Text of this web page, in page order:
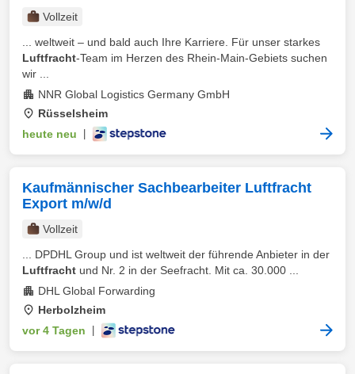
Vollzeit
... weltweit – und bald auch Ihre Karriere. Für unser starkes
Luftfracht-Team im Herzen des Rhein-Main-Gebiets suchen
wir ...
NNR Global Logistics Germany GmbH
Rüsselsheim
heute neu
Kaufmännischer Sachbearbeiter Luftfracht
Export m/w/d
Vollzeit
... DPDHL Group und ist weltweit der führende Anbieter in der
Luftfracht und Nr. 2 in der Seefracht. Mit ca. 30.000 ...
DHL Global Forwarding
Herbolzheim
vor 4 Tagen